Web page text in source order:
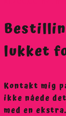
lukket
Kontakt mig
ikke nåede
med en ekstra.